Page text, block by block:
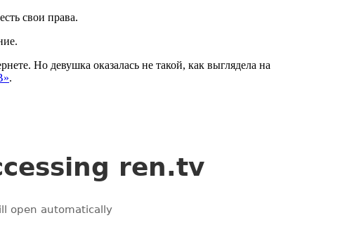
свои права.
Но девушка оказалась не такой, как выглядела на
.